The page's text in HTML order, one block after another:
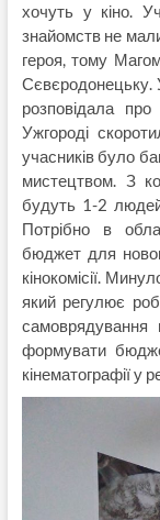
хочуть у кіно.
знайомств не
героя, тому
Сєвєродонецьку.
розповідала
Ужгороді
учасників було
мистецтвом. З
будуть 1-2
Потрібно в
бюджет для
кінокомісії.
який регулює
самоврядування
формувати
кінематографії у